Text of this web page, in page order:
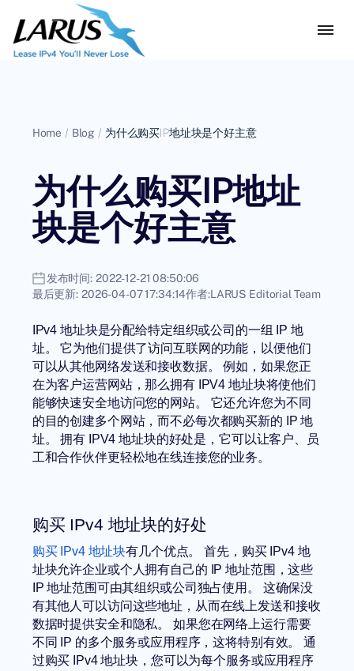
Home / Blog / 为什么购买IP地址块是个好主意
为什么购买IP地址
块是个好主意
发布时间: 2022-12-21 08:50:06
最后更新: 2026-04-07 17:34:14作者:LARUS Editorial Team
IPv4 地址块是分配给特定组织或公司的一组 IP 地
址。 它为他们提供了访问互联网的功能，以便他们
可以从其他网络发送和接收数据。 例如，如果您正
在为客户运营网站，那么拥有 IPV4 地址块将使他们
能够快速安全地访问您的网站。 它还允许您为不同
的目的创建多个网站，而不必每次都购买新的 IP 地
址。 拥有 IPV4 地址块的好处是，它可以让客户、员
工和合作伙伴更轻松地在线连接您的业务。
购买 IPv4 地址块的好处
购买 IPv4 地址块有几个优点。 首先，购买 IPv4 地
址块允许企业或个人拥有自己的 IP 地址范围，这些
IP 地址范围可由其组织或公司独占使用。 这确保没
有其他人可以访问这些地址，从而在线上发送和接收
数据时提供安全和隐私。 如果您在网络上运行需要
不同 IP 的多个服务或应用程序，这将特别有效。 通
过购买 IPv4 地址块，您可以为每个服务或应用程序